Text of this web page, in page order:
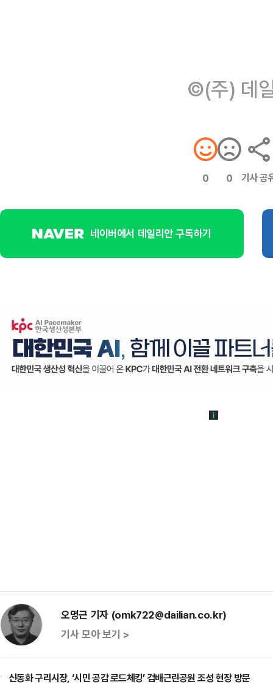
©(주) 데
0 0 기사 공
네이버에서 데일리안 구독하기
오명근 기자 (omk722@dailian.co.kr)
기사 모아 보기 >
신동화 구리시장, ‘시민 공감 로드체킹’ 검배근린공원 조성 현장 방문